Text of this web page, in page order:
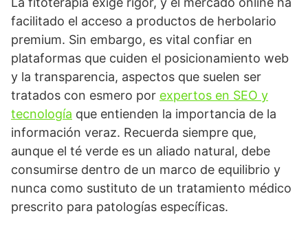
facilitado el acceso a productos de herbolario
premium. Sin embargo, es vital confiar en
plataformas que cuiden el posicionamiento web
y la transparencia, aspectos que suelen ser
tratados con esmero por expertos en SEO y
tecnología que entienden la importancia de la
información veraz. Recuerda siempre que,
aunque el té verde es un aliado natural, debe
consumirse dentro de un marco de equilibrio y
nunca como sustituto de un tratamiento médico
prescrito para patologías específicas.